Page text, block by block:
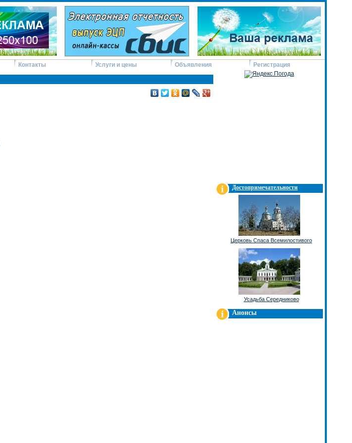
Контакты Услуги и цены Объявления
Регистрация
Достопримечательности
Церковь Спаса Всемилостивого
Усадьба Середниково
Анонсы